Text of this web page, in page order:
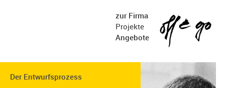
zur Firma
Projekte
Angebote
Der Entwurfsprozess